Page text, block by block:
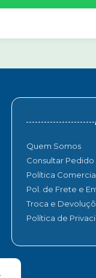
Quem Somos
Consultar Pedido
Política
Pol. de Frete e
Troca e
Política de